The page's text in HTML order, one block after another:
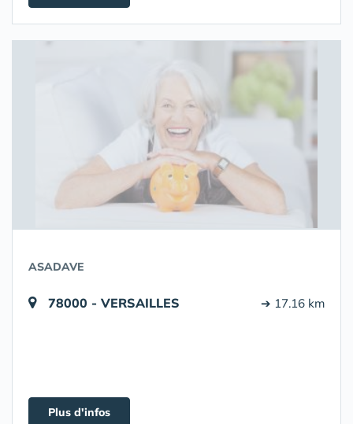
ASADAVE
78000 - VERSAILLES ➔ 17.16 km
Plus d'infos